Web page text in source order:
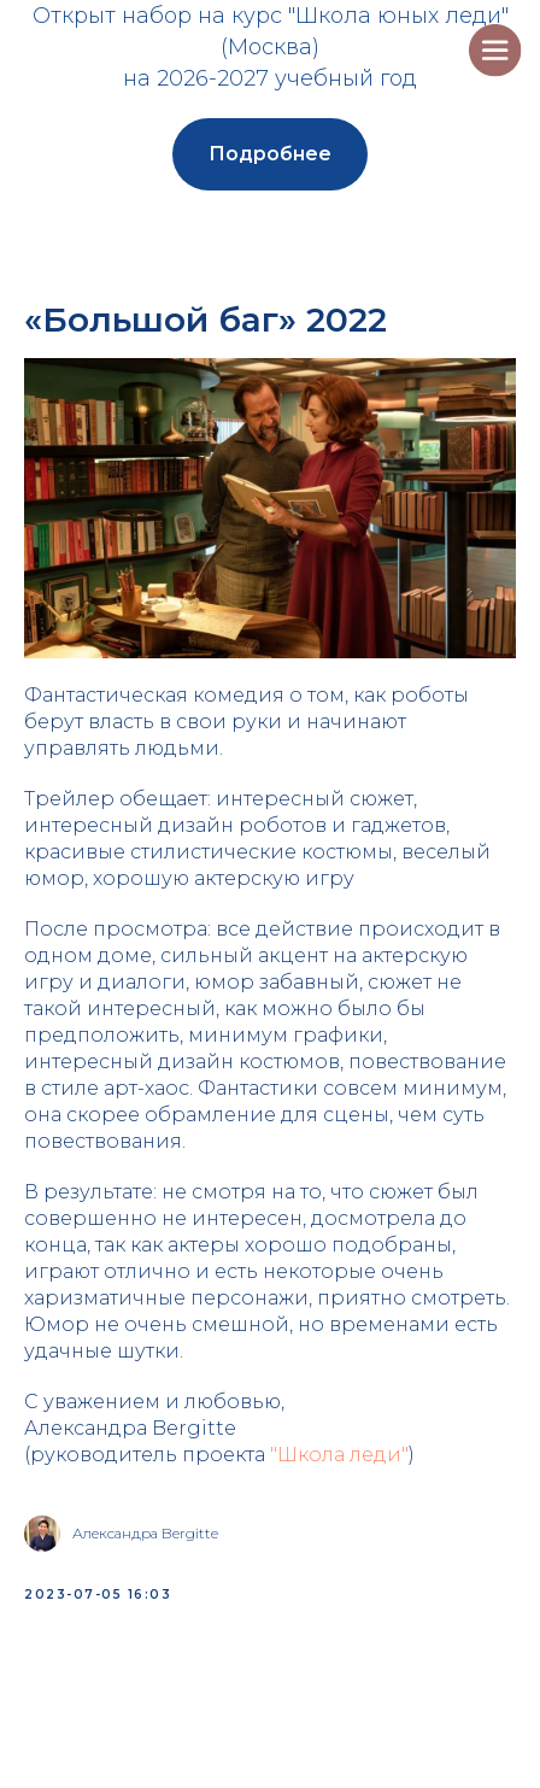
Открыт набор на курс "Школа юных леди"
(Москва)
на 2026-2027 учебный год
Подробнее
«Большой баг» 2022
Фантастическая комедия о том, как роботы
берут власть в свои руки и начинают
управлять людьми.
Трейлер обещает: интересный сюжет,
интересный дизайн роботов и гаджетов,
красивые стилистические костюмы, веселый
юмор, хорошую актерскую игру
После просмотра: все действие происходит в
одном доме, сильный акцент на актерскую
игру и диалоги, юмор забавный, сюжет не
такой интересный, как можно было бы
предположить, минимум графики,
интересный дизайн костюмов, повествование
в стиле арт-хаос. Фантастики совсем минимум,
она скорее обрамление для сцены, чем суть
повествования.
В результате: не смотря на то, что сюжет был
совершенно не интересен, досмотрела до
конца, так как актеры хорошо подобраны,
играют отлично и есть некоторые очень
харизматичные персонажи, приятно смотреть.
Юмор не очень смешной, но временами есть
удачные шутки.
С уважением и любовью,
Александра Bergitte
(руководитель проекта "Школа леди")
Александра Bergitte
2023-07-05 16:03